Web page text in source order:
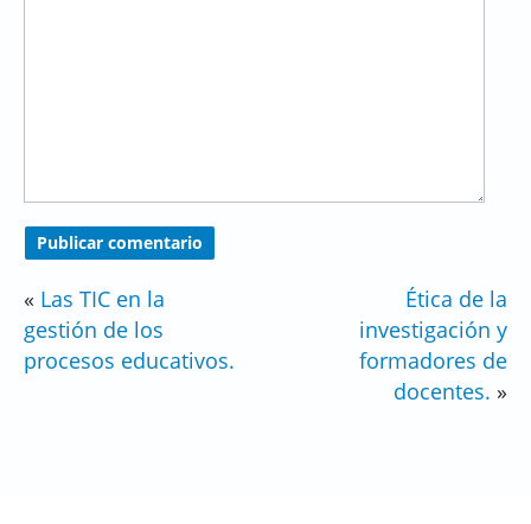
« Las TIC en la
gestión de los
procesos educativos.
Ética de la
investigación y
formadores de
docentes. »